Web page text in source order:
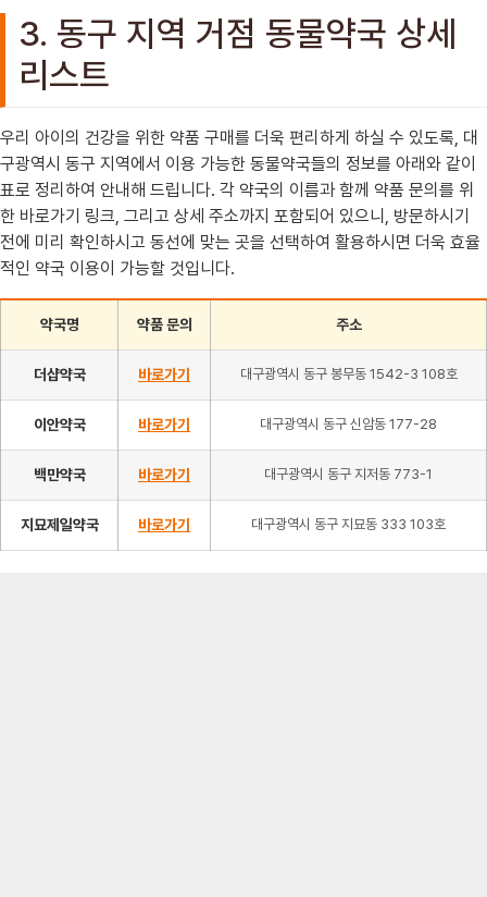
3. 동구 지역 거점 동물약국 상세
리스트
우리 아이의 건강을 위한 약품 구매를 더욱 편리하게 하실 수 있도록, 대
구광역시 동구 지역에서 이용 가능한 동물약국들의 정보를 아래와 같이
표로 정리하여 안내해 드립니다. 각 약국의 이름과 함께 약품 문의를 위
한 바로가기 링크, 그리고 상세 주소까지 포함되어 있으니, 방문하시기
전에 미리 확인하시고 동선에 맞는 곳을 선택하여 활용하시면 더욱 효율
적인 약국 이용이 가능할 것입니다.
약국명 약품 문의 주소
더샵약국 바로가기 대구광역시 동구 봉무동 1542-3 108호
이안약국 바로가기 대구광역시 동구 신암동 177-28
백만약국 바로가기 대구광역시 동구 지저동 773-1
지묘제일약국 바로가기 대구광역시 동구 지묘동 333 103호